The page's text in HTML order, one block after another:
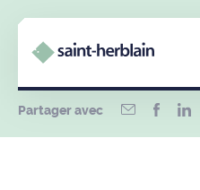
Partager avec